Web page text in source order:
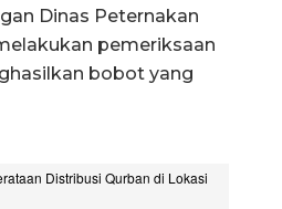
Dinas Peternakan
pemeriksaan
bobot yang
Distribusi Qurban di Lokasi